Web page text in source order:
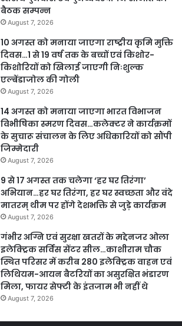
बैठक सम्पन्न
August 7, 2026
10 अगस्त को मनाया जाएगा राष्ट्रीय कृमि मुक्ति
दिवस…1 से 19 वर्ष तक के बच्चों एवं किशोर-
किशोरियों को खिलाई जाएगी निःशुल्क
एल्बेंडाजोल की गोली
August 7, 2026
14 अगस्त को मनाया जाएगा भारत विभाजन
विभीषिका स्मरण दिवस…कलेक्टर ने कार्यक्रमों
के सुचारू संचालन के लिए अधिकारियों को सौंपी
जिम्मेदारी
August 7, 2026
9 से 17 अगस्त तक चलेगा ‘हर घर तिरंगा’
अभियान…हर घर तिरंगा, हर घर स्वच्छता और वंदे
मातरम् थीम पर होंगे देशभक्ति से जुड़े कार्यक्रम
August 7, 2026
गंभीर अग्नि एवं सुरक्षा खतरों के मद्देनजर ओला
इलेक्ट्रिक सर्विस सेंटर सील…काशीराम चौक
स्थित परिसर में करीब 280 इलेक्ट्रिक वाहन एवं
लिथियम-आयन बैटरियों का असुरक्षित भंडारण
मिला, फायर सेफ्टी के इंतजाम भी नहीं थे
August 7, 2026